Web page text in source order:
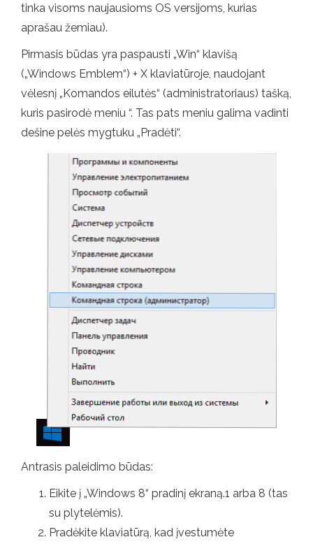
tinka visoms naujausioms OS versijoms, kurias
aprašau žemiau).
Pirmasis būdas yra paspausti „Win“ klavišą
(„Windows Emblem“) + X klaviatūroje, naudojant
vėlesnį „Komandos eilutės“ (administratoriaus) tašką,
kuris pasirodė meniu “. Tas pats meniu galima vadinti
dešine pelės mygtuku „Pradėti“.
Antrasis paleidimo būdas:
Eikite į „Windows 8“ pradinį ekraną.1 arba 8 (tas
su plytelėmis).
Pradėkite klaviatūrą, kad įvestumėte